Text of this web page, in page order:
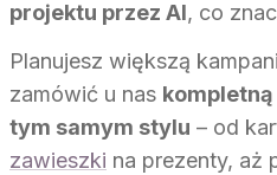
projektu przez AI, co
Planujesz większą
zamówić u nas
tym samym stylu – od
zawieszki na prezenty, aż